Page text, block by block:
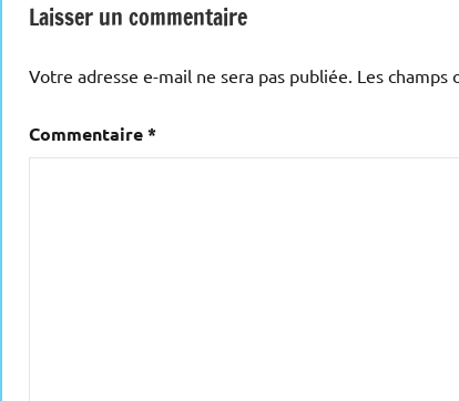
Laisser un commentaire
Votre adresse e-mail ne sera pas publiée. Les champs
Commentaire*